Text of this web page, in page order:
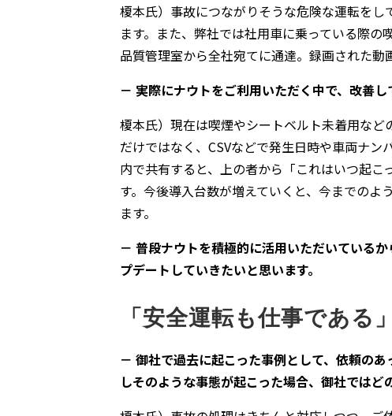
榎本氏）事故につながりそうな危険な運転を
ます。また、弊社では社用車に乗っている際
品質管理室から全社宛てに通達。録画された動
－ 実際にナウトをご利用いただく中で、改善
榎本氏）現在は喫煙やシートベルト未着用な
だけではなく、CSVなどで発生日時や車両ナ
内で共有すると、上の者から「これはいつ起
す。今後導入台数が増えていくと、今までの
ます。
－ 普段ナウトを積極的に活用いただいている
プデートしていきたいと思います。
「安全運転も仕事であ
－ 御社で過去に起こった事例として、依頼の
しそのような事態が起こった場合、御社では